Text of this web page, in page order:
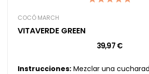
COCÓ MARCH
VITAVERDE GREEN
39,97 €
Instrucciones: Mezclar una